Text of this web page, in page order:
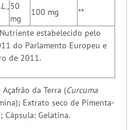
50
mg
100 mg
**
estabelecido pelo
do Parlamento Europeu e
de 2011.
da Terra (Curcuma
Extrato seco de Pimenta-
Cápsula: Gelatina.